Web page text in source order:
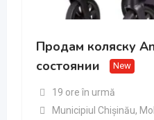
Продам коляску
состоянии
New
19 ore în urmă
Municipiul Chișinău,